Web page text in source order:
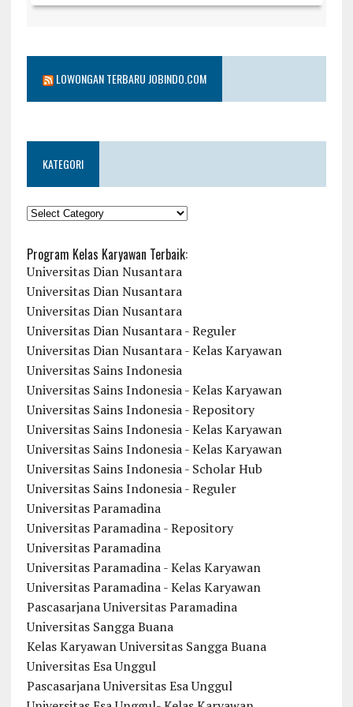
LOWONGAN TERBARU JOBINDO.COM
KATEGORI
KATEGORI
Program Kelas Karyawan Terbaik:
Universitas Dian Nusantara
Universitas Dian Nusantara
Universitas Dian Nusantara
Universitas Dian Nusantara - Reguler
Universitas Dian Nusantara - Kelas Karyawan
Universitas Sains Indonesia
Universitas Sains Indonesia - Kelas Karyawan
Universitas Sains Indonesia - Repository
Universitas Sains Indonesia - Kelas Karyawan
Universitas Sains Indonesia - Kelas Karyawan
Universitas Sains Indonesia - Scholar Hub
Universitas Sains Indonesia - Reguler
Universitas Paramadina
Universitas Paramadina - Repository
Universitas Paramadina
Universitas Paramadina - Kelas Karyawan
Universitas Paramadina - Kelas Karyawan
Pascasarjana Universitas Paramadina
Universitas Sangga Buana
Kelas Karyawan Universitas Sangga Buana
Universitas Esa Unggul
Pascasarjana Universitas Esa Unggul